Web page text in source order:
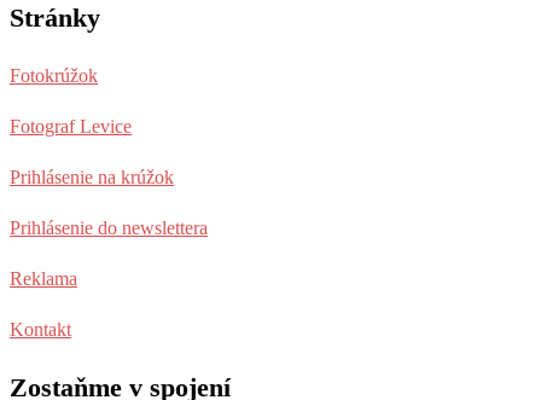
Stránky
Fotokrúžok
Fotograf Levice
Prihlásenie na krúžok
Prihlásenie do newslettera
Reklama
Kontakt
Zostaňme v spojení